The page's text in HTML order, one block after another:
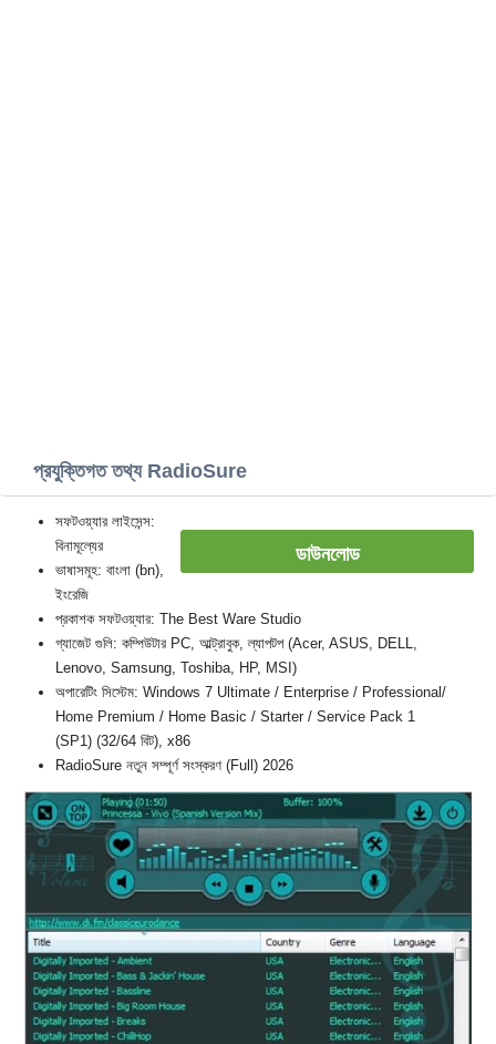
প্রযুক্তিগত তথ্য RadioSure
ডাউনলোড
সফটওয়্যার লাইসেন্স:
বিনামূল্যের
ভাষাসমূহ: বাংলা (bn),
ইংরেজি
প্রকাশক সফটওয়্যার: The Best Ware Studio
গ্যাজেট গুলি: কম্পিউটার PC, আল্ট্রাবুক, ল্যাপটপ (Acer, ASUS, DELL,
Lenovo, Samsung, Toshiba, HP, MSI)
অপারেটিং সিস্টেম: Windows 7 Ultimate / Enterprise / Professional/
Home Premium / Home Basic / Starter / Service Pack 1
(SP1) (32/64 বিট), x86
RadioSure নতুন সম্পূর্ণ সংস্করণ (Full) 2026